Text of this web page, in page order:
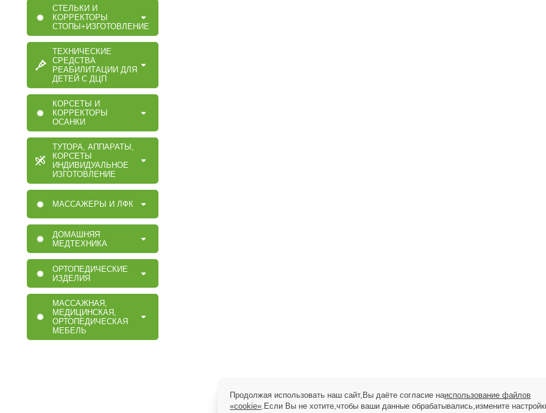
СТЕЛЬКИ И
КОРРЕКТОРЫ
СТОПЫ+ИЗГОТОВЛЕНИЕ
ТЕХНИЧЕСКИЕ
СРЕДСТВА
РЕАБИЛИТАЦИИ ДЛЯ
ДЕТЕЙ С ДЦП
КОРСЕТЫ И
КОРРЕКТОРЫ
ОСАНКИ
ТУТОРА, АППАРАТЫ,
КОРСЕТЫ
ИНДИВИДУАЛЬНОЕ
ИЗГОТОВЛЕНИЕ
МАССАЖЕРЫ И ЛФК
ДОМАШНЯЯ
МЕДТЕХНИКА
ОРТОПЕДИЧЕСКИЕ
ИЗДЕЛИЯ
МАССАЖНАЯ,
МЕДИЦИНСКАЯ,
ОРТОПЕДИЧЕСКАЯ
МЕБЕЛЬ
Продолжая использовать наш сайт,Вы даёте согласие наиспользование файлов
«cookie».Если Вы не хотите,чтобы ваши данные обрабатывались,измените